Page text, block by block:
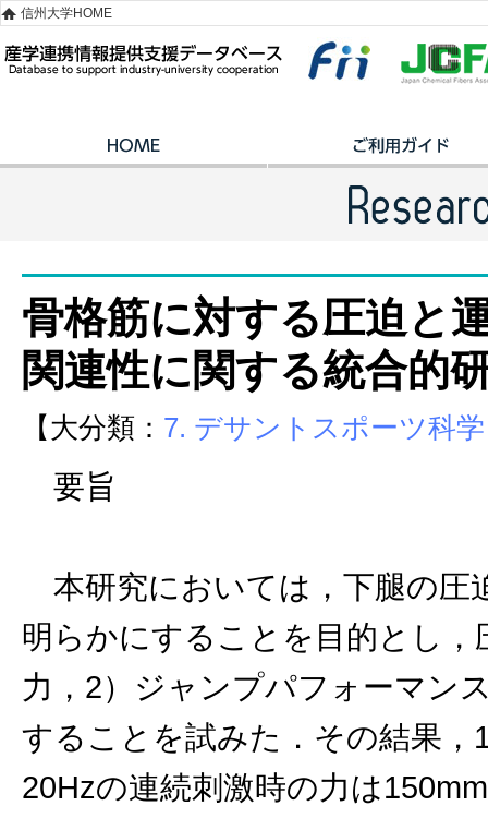
信州大学HOME
骨格筋に対する圧迫と
関連性に関する統合的
【大分類： 7. デサントスポーツ科学
要旨
本研究においては，下腿の圧
明らかにすることを目的とし
力，2）ジャンプパフォーマン
することを試みた．その結果，
20Hzの連続刺激時の力は